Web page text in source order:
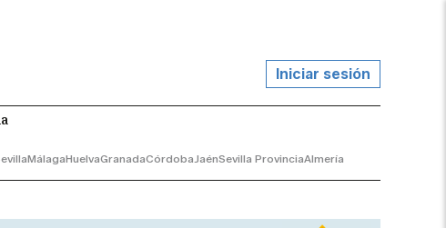
Iniciar sesión
MálagaHuelvaGranadaCórdobaJaénSevilla ProvinciaAlmería